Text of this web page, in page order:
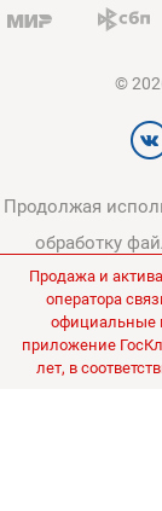
©
Продолжая
обработку
данных, в
Политикой в
Все
Продажа и
оператора
официальные
приложение
лет, в